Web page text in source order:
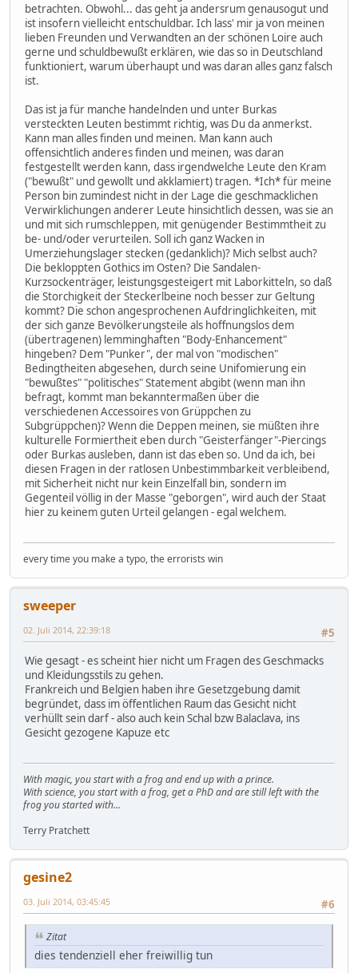
betrachten. Obwohl... das geht ja andersrum genausogut und
ist insofern vielleicht entschuldbar. Ich lass' mir ja von meinen
lieben Freunden und Verwandten an der schönen Loire auch
gerne und schuldbewußt erklären, wie das so in Deutschland
funktioniert, warum überhaupt und was daran alles ganz falsch
ist.
Das ist ja für manche handelnden und unter Burkas
versteckten Leuten bestimmt richtig, was Du da anmerkst.
Kann man alles finden und meinen. Man kann auch
offensichtlich anderes finden und meinen, was daran
festgestellt werden kann, dass irgendwelche Leute den Kram
("bewußt" und gewollt und akklamiert) tragen. *Ich* für meine
Person bin zumindest nicht in der Lage die geschmacklichen
Verwirklichungen anderer Leute hinsichtlich dessen, was sie an
und mit sich rumschleppen, mit genügender Bestimmtheit zu
be- und/oder verurteilen. Soll ich ganz Wacken in
Umerziehungslager stecken (gedanklich)? Mich selbst auch?
Die bekloppten Gothics im Osten? Die Sandalen-
Kurzsockenträger, leistungsgesteigert mit Laborkitteln, so daß
die Storchigkeit der Steckerlbeine noch besser zur Geltung
kommt? Die schon angesprochenen Aufdringlichkeiten, mit
der sich ganze Bevölkerungsteile als hoffnungslos dem
(übertragenen) lemminghaften "Body-Enhancement"
hingeben? Dem "Punker", der mal von "modischen"
Bedingtheiten abgesehen, durch seine Unifomierung ein
"bewußtes" "politisches" Statement abgibt (wenn man ihn
befragt, kommt man bekanntermaßen über die
verschiedenen Accessoires von Grüppchen zu
Subgrüppchen)? Wenn die Deppen meinen, sie müßten ihre
kulturelle Formiertheit eben durch "Geisterfänger"-Piercings
oder Burkas ausleben, dann ist das eben so. Und da ich, bei
diesen Fragen in der ratlosen Unbestimmbarkeit verbleibend,
mit Sicherheit nicht nur kein Einzelfall bin, sondern im
Gegenteil völlig in der Masse "geborgen", wird auch der Staat
hier zu keinem guten Urteil gelangen - egal welchem.
every time you make a typo, the errorists win
sweeper
#5
02. Juli 2014, 22:39:18
Wie gesagt - es scheint hier nicht um Fragen des Geschmacks
und Kleidungsstils zu gehen.
Frankreich und Belgien haben ihre Gesetzgebung damit
begründet, dass im öffentlichen Raum das Gesicht nicht
verhüllt sein darf - also auch kein Schal bzw Balaclava, ins
Gesicht gezogene Kapuze etc
With magic, you start with a frog and end up with a prince.
With science, you start with a frog, get a PhD and are still left with the
frog you started with...
Terry Pratchett
gesine2
#6
03. Juli 2014, 03:45:45
Zitat
dies tendenziell eher freiwillig tun